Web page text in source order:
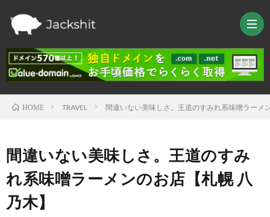
LIFE
HOME TRAVEL 間違いない美味しさ。王道のすみれ系味噌ラーメ
間違いない美味しさ。王道のすみ
れ系味噌ラーメンのお店【札幌 八
乃木】